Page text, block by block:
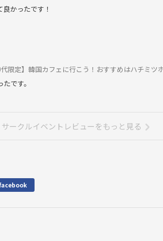
かったです！
限定】韓国カフェに行こう！おすすめはハチミツホ
です。
サークルイベントレビューをもっと見る